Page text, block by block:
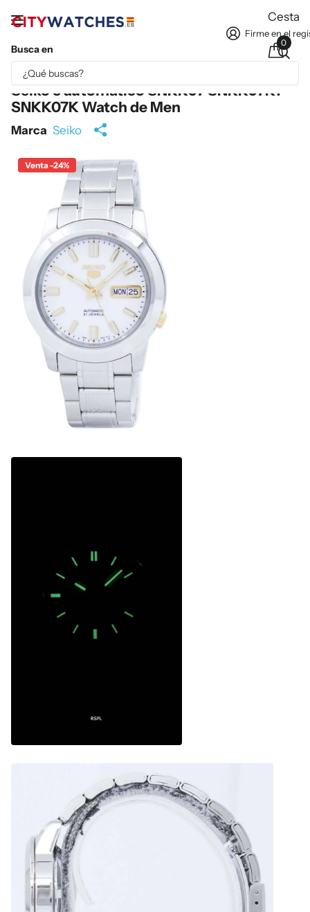
Busca en
Firme en el
Cesta
0
Parte del contenido se ha traducido automáticamente.
Seiko 5 automático SNKK07 SNKK07K1
SNKK07K Watch de Men
Marca Seiko
Venta -24%